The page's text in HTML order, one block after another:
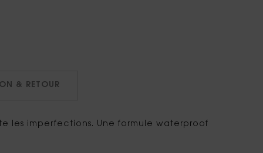
& RETOUR
les imperfections. Une formule waterproof